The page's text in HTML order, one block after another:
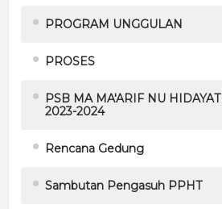
PROGRAM UNGGULAN
PROSES
PSB MA MA'ARIF NU
2023-2024
Rencana Gedung
Sambutan Pengasuh PPHT